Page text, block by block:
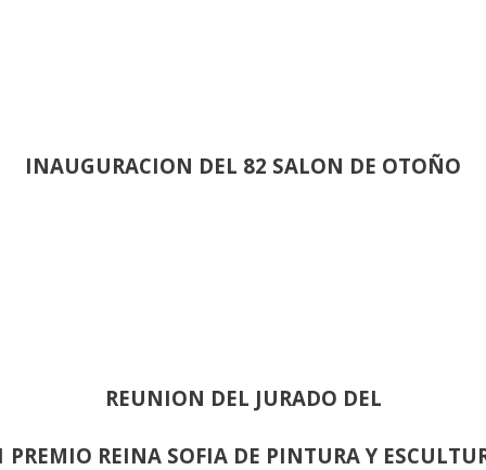
INAUGURACION DEL 82 SALON DE OTOÑO
REUNION DEL JURADO DEL
PREMIO REINA SOFIA DE PINTURA Y